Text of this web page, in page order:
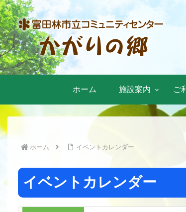
ホーム 施設案内 ご
ホーム イベントカレンダー
イベントカレンダー